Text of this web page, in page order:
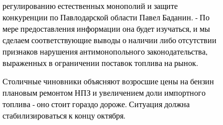
регулированию естественных монополий и защите
конкуренции по Павлодарской области Павел Баданин. - По
мере предоставления информации она будет изучаться, и мы
сделаем соответствующие выводы о наличии либо отсутствии
признаков нарушения антимонопольного законодательства,
выраженных в ограничении поставок топлива на рынок.
Столичные чиновники объясняют возросшие цены на бензин
плановым ремонтом НПЗ и увеличением доли импортного
топлива - оно стоит гораздо дороже. Ситуация должна
стабилизироваться к концу октября.